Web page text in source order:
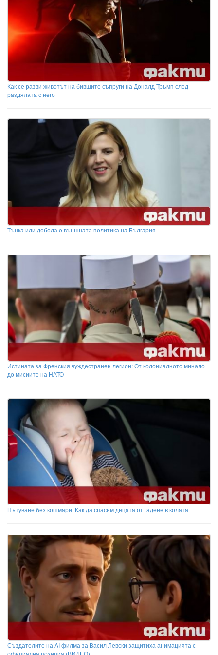
Как се разви животът на бившите съпруги на Доналд Тръмп след
раздялата с него
Тънка или дебела е външната политика на България
Истината за Френския чуждестранен легион: От колониалното минало
до мисиите на НАТО
Пътуване без кошмари: Как да спасим децата от гадене в колата
Създателите на AI филма за Васил Левски защитиха анимацията с
официална позиция (ВИДЕО)